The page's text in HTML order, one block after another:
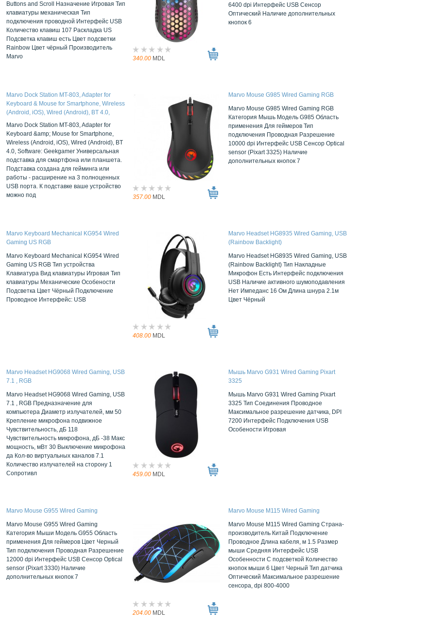
Buttons and Scroll Назначение Игровая Тип
клавиатуры механическая Тип
подключения проводной Интерфейс USB
Количество клавиш 107 Раскладка US
Подсветка клавиш есть Цвет подсветки
Rainbow Цвет чёрный Производитель
Marvo
340.00 MDL
6400 dpi Интерфейс USB Сенсор
Оптический Наличие дополнительных
кнопок 6
Marvo Dock Station MT-803, Adapter for
Keyboard & Mouse for Smartphone, Wireless
(Android, iOS), Wired (Android), BT 4.0,
Software: Geekgamer
Marvo Dock Station MT-803, Adapter for
Keyboard &amp; Mouse for Smartphone,
Wireless (Android, iOS), Wired (Android), BT
4.0, Software: Geekgamer Универсальная
подставка для смартфона или планшета.
Подставка создана для гейминга или
работы - расширение на 3 полноценных
USB порта. К подставке ваше устройство
можно под
357.00 MDL
Marvo Mouse G985 Wired Gaming RGB
Marvo Mouse G985 Wired Gaming RGB
Категория Мышь Модель G985 Область
применения Для геймеров Тип
подключения Проводная Разрешение
10000 dpi Интерфейс USB Сенсор Optical
sensor (Pixart 3325) Наличие
дополнительных кнопок 7
Marvo Keyboard Mechanical KG954 Wired
Gaming US RGB
Marvo Keyboard Mechanical KG954 Wired
Gaming US RGB Тип устройства
Клавиатура Вид клавиатуры Игровая Тип
клавиатуры Механические Особености
Подсветка Цвет Чёрный Подключение
Проводное Интерфейс: USB
408.00 MDL
Marvo Headset HG8935 Wired Gaming, USB
(Rainbow Backlight)
Marvo Headset HG8935 Wired Gaming, USB
(Rainbow Backlight) Тип Накладные
Микрофон Есть Интерфейс подключения
USB Наличие активного шумоподавления
Нет Импеданс 16 Ом Длина шнура 2.1м
Цвет Чёрный
Marvo Headset HG9068 Wired Gaming, USB
7.1 , RGB
Marvo Headset HG9068 Wired Gaming, USB
7.1 , RGB Предназначение для
компьютера Диаметр излучателей, мм 50
Крепление микрофона подвижное
Чувствительность, дБ 118
Чувствительность микрофона, дБ -38 Макс
мощность, мВт 30 Выключение микрофона
да Кол-во виртуальных каналов 7.1
Количество излучателей на сторону 1
Сопротивл
459.00 MDL
Мышь Marvo G931 Wired Gaming Pixart
3325
Мышь Marvo G931 Wired Gaming Pixart
3325 Тип Cоединения Проводное
Максимальное разрешение датчика, DPI
7200 Интерфейс Подключения USB
Особености Игровая
Marvo Mouse G955 Wired Gaming
Marvo Mouse G955 Wired Gaming
Категория Мыши Модель G955 Область
применения Для геймеров Цвет Черный
Тип подключения Проводная Разрешение
12000 dpi Интерфейс USB Сенсор Optical
sensor (Pixart 3330) Наличие
дополнительных кнопок 7
204.00 MDL
Marvo Mouse M115 Wired Gaming
Marvo Mouse M115 Wired Gaming Страна-
производитель Китай Подключение
Проводное Длина кабеля, м 1.5 Размер
мыши Средняя Интерфейс USB
Особенности С подсветкой Количество
кнопок мыши 6 Цвет Черный Тип датчика
Оптический Максимальное разрешение
сенсора, dpi 800-4000